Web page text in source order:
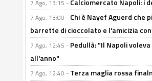
7 Ago, 13:15 - Calciomercato Napoli: i
7 Ago, 13:00 - Chi è Nayef Aguerd che
barrette di cioccolato e l'amicizia
7 Ago, 12:45 - Pedullà: "Il Napoli
all'anno"
7 Ago, 12:40 - Terza maglia rossa